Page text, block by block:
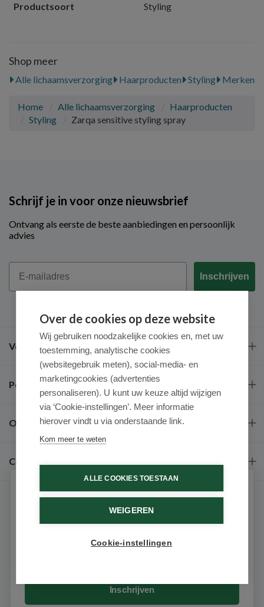
Productsoort
Styling
Shop meer
Alle lichaamsverzorging Haarproducten Styling Merken
Home Alle lichaamsverzorging
Haarproducten
Styling
Zarqa sensitive styling spray
Schrijf je in voor onze nieuwsbrief
Ontvang als eerste de beste aanbiedingen en persoonlijk
advies
Email
Inschrijven
Veel gestelde vragen
Populaire merken
Over ons
Contact
9.6 / 10 (531 beoordelingen)
Over de cookies op deze website
Wij gebruiken noodzakelijke cookies en, met uw
toestemming, analytische cookies
(websitegebruik meten), social-media- en
marketingcookies (advertenties
personaliseren). U kunt uw keuze altijd wijzigen
via ‘Cookie-instellingen’. Meer informatie
hierover vindt u via onderstaande link.
Kom meer te weten
ALLE COOKIES TOESTAAN
WEIGEREN
Cookie-instellingen
Schrijf je in voor onze nieuwsbrief
Ontvang als eerste de beste aanbiedingen en persoonlijk
advies
Inschrijven